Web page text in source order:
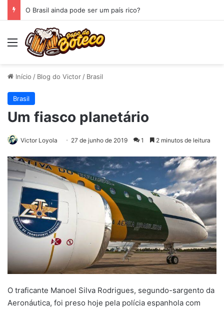
O Brasil ainda pode ser um país rico?
Menu
Início / Blog do Victor / Brasil
Brasil
Um fiasco planetário
Victor Loyola 27 de junho de 2019 1 2 minutos de leitura
O traficante Manoel Silva Rodrigues, segundo-sargento da
Aeronáutica, foi preso hoje pela polícia espanhola com